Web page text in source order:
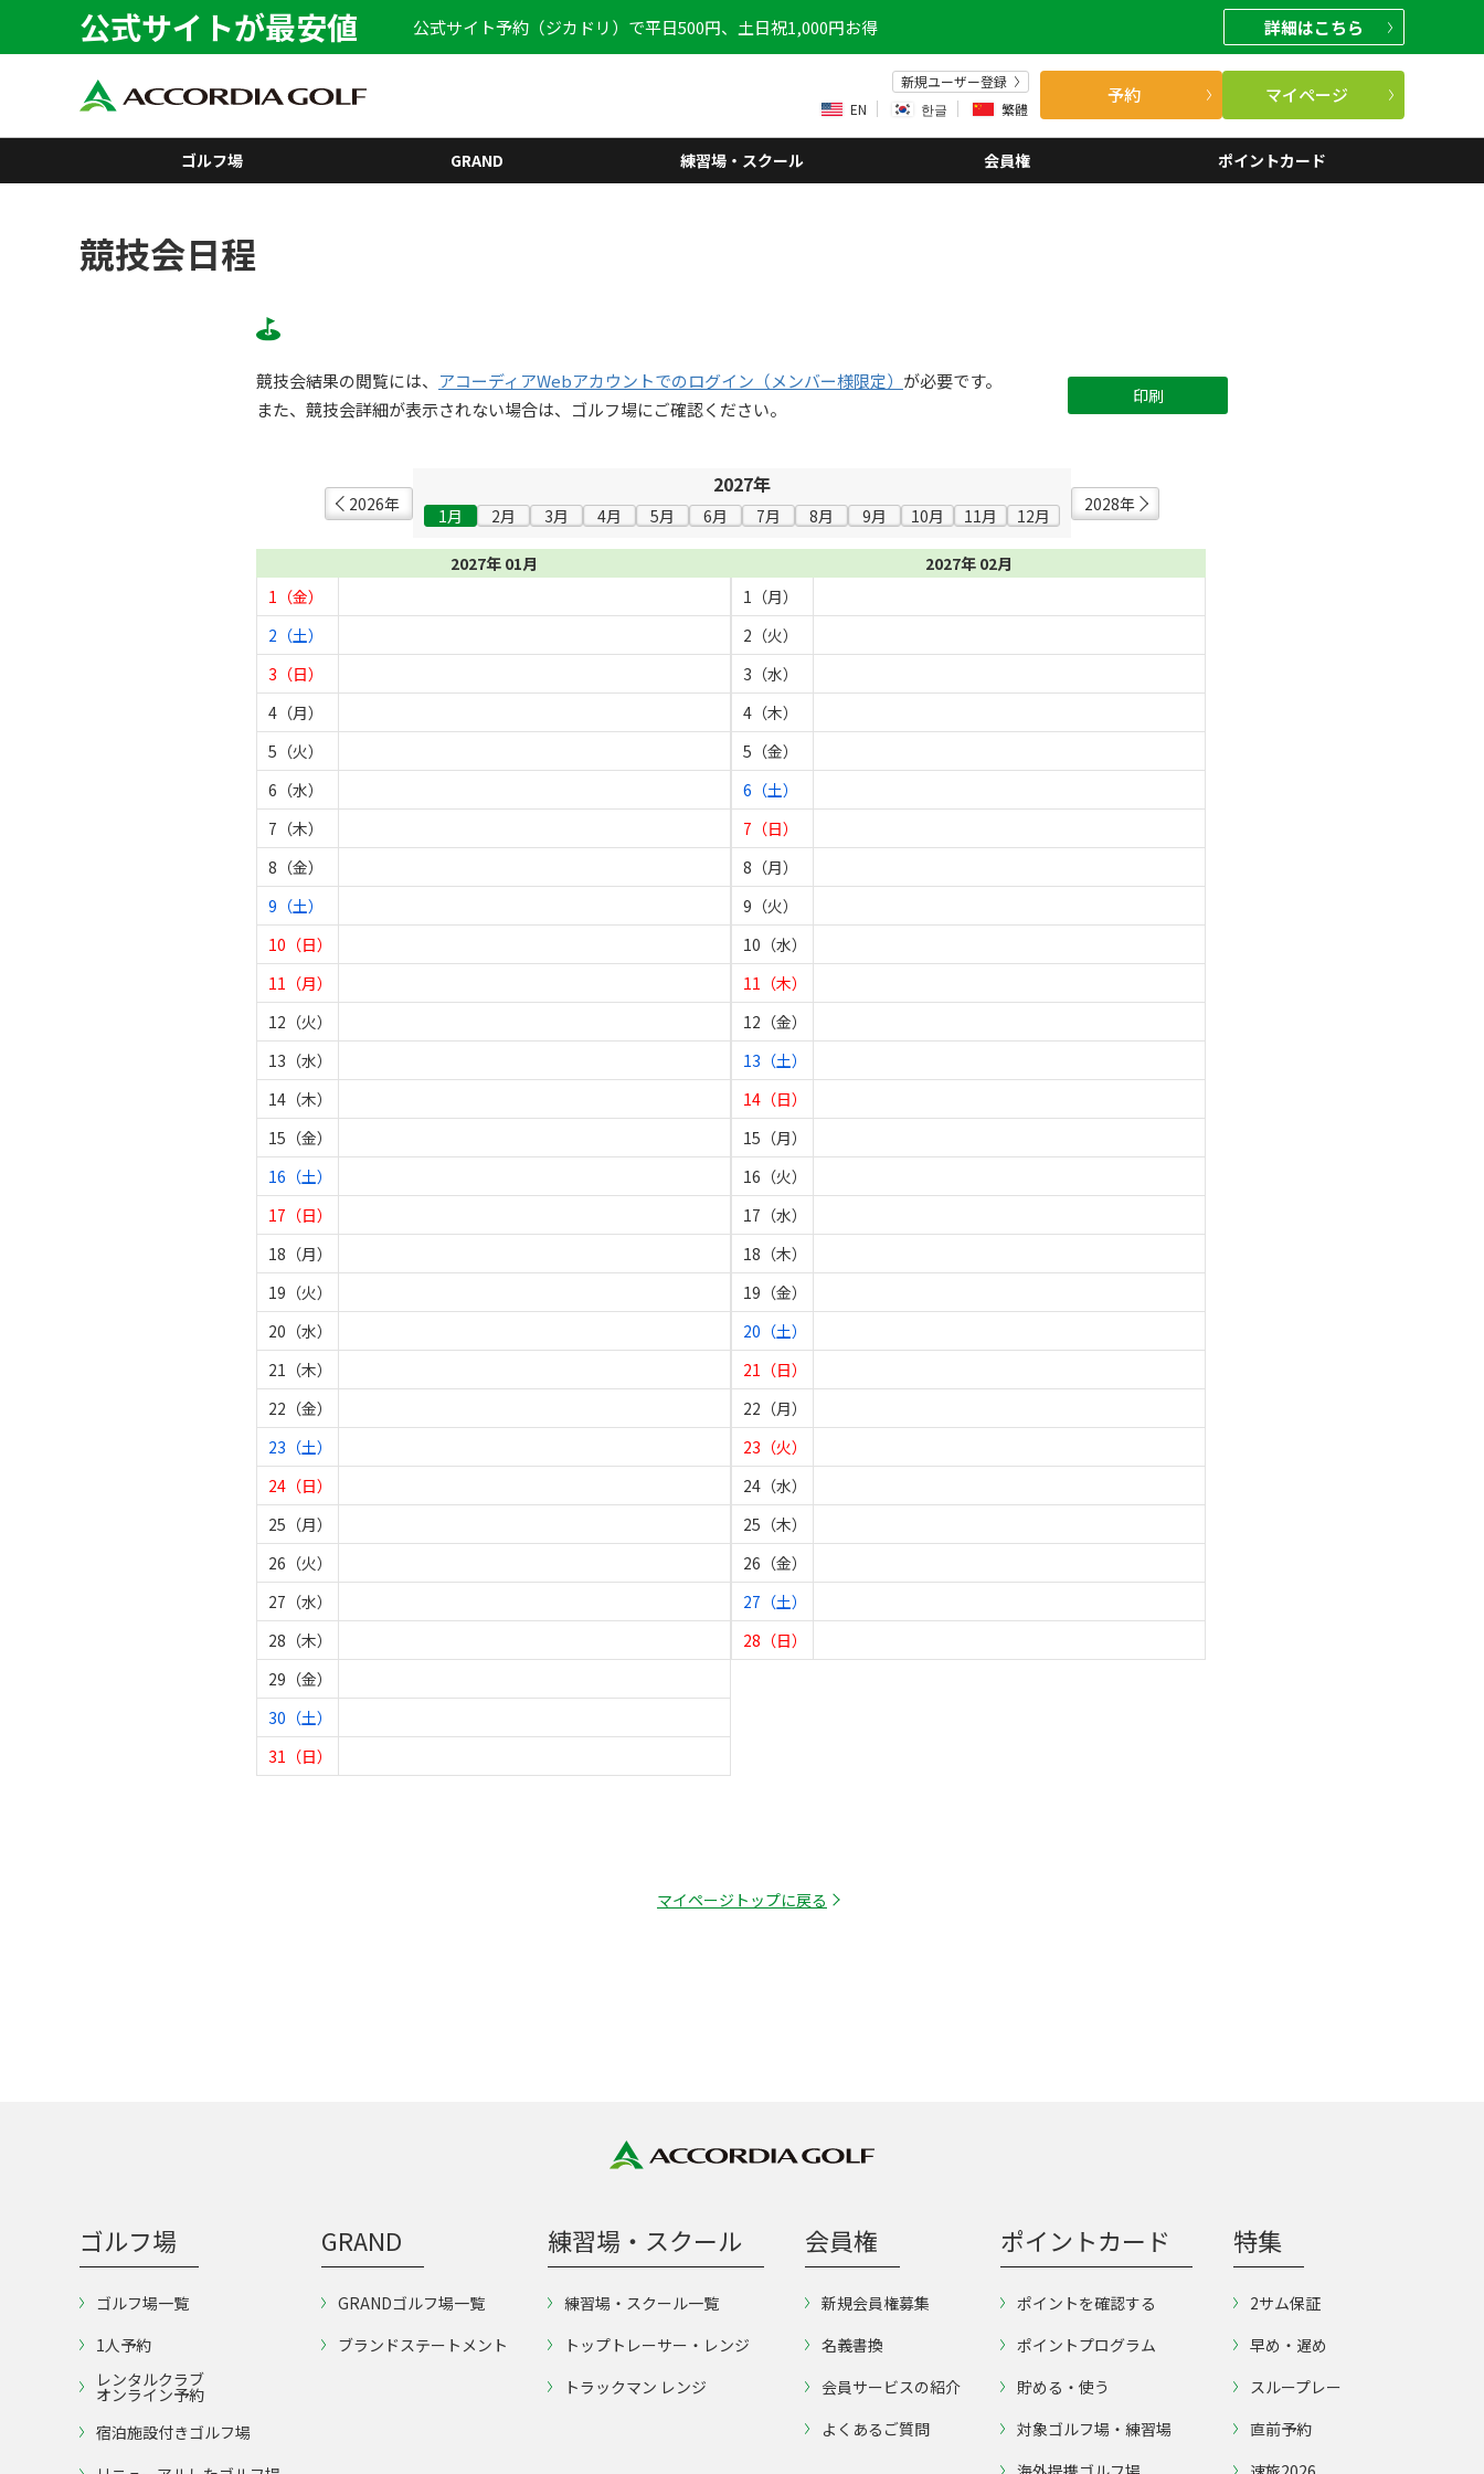
公式サイトが最安値 公式サイト予約（ジカドリ）で平日500円、土日祝1,000円お得 詳細はこちら
新規ユーザー登録
EN
한글 繁體
予約 マイページ
ゴルフ場 GRAND 練習場・スクール 会員権 ポイントカード
競技会日程
競技会結果の閲覧には、 アコーディアWebアカウントでのログイン（メンバー様限定） が必要です。
また、競技会詳細が表示されない場合は、ゴルフ場にご確認ください。
印刷
2026年
2027年
1月 2月 3月 4月 5月 6月 7月 8月 9月 10月 11月 12月
2028年
2027年 01月
1（金）
2（土）
3（日）
4（月）
5（火）
6（水）
7（木）
8（金）
9（土）
10（日）
11（月）
12（火）
13（水）
14（木）
15（金）
16（土）
17（日）
18（月）
19（火）
20（水）
21（木）
22（金）
23（土）
24（日）
25（月）
26（火）
27（水）
28（木）
29（金）
30（土）
31（日）
2027年 02月
1（月）
2（火）
3（水）
4（木）
5（金）
6（土）
7（日）
8（月）
9（火）
10（水）
11（木）
12（金）
13（土）
14（日）
15（月）
16（火）
17（水）
18（木）
19（金）
20（土）
21（日）
22（月）
23（火）
24（水）
25（木）
26（金）
27（土）
28（日）
マイページトップに戻る
ゴルフ場
ゴルフ場一覧
1人予約
レンタルクラブ
オンライン予約
宿泊施設付きゴルフ場
GRAND
GRANDゴルフ場一覧
ブランドステートメント
練習場・スクール
練習場・スクール一覧
トップトレーサー・レンジ
トラックマン レンジ
会員権
新規会員権募集
名義書換
会員サービスの紹介
よくあるご質問
ポイントカード
ポイントを確認する
ポイントプログラム
貯める・使う
対象ゴルフ場・練習場
特集
2サム保証
早め・遅め
スループレー
直前予約